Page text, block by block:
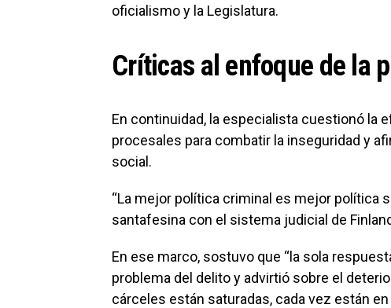
oficialismo y la Legislatura.
Críticas al enfoque de la
En continuidad, la especialista cuestionó la
procesales para combatir la inseguridad y
social.
“La mejor política criminal es mejor política
santafesina con el sistema judicial de
En ese marco, sostuvo que “la sola
problema del delito y advirtió sobre el
cárceles están saturadas, cada vez están